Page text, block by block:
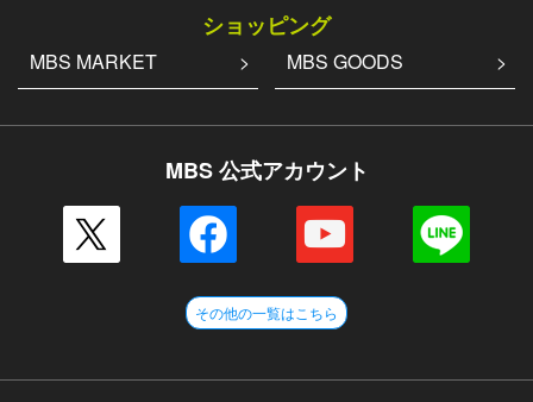
ショッピング
MBS MARKET MBS GOODS
MBS 公式アカウント
その他の一覧はこちら